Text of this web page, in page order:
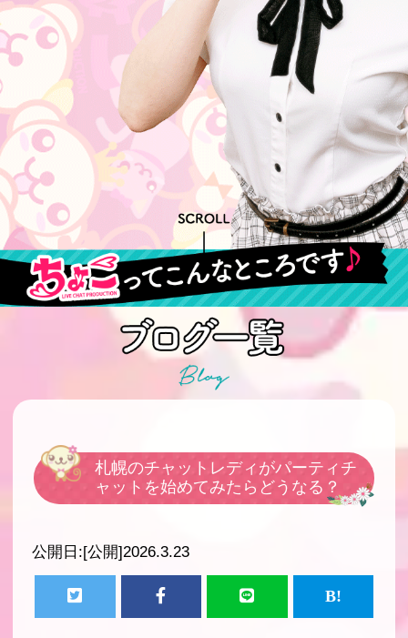
札幌のチャットレディがパーティチ
ャットを始めてみたらどうなる？
公開日:[公開]2026.3.23